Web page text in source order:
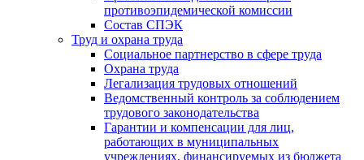
противоэпидемической комиссии
Состав СПЭК
Труд и охрана труда
Социальное партнерство в сфере труда
Охрана труда
Легализация трудовых отношений
Ведомственный контроль за соблюдением
трудового законодательства
Гарантии и компенсации для лиц,
работающих в муниципальных
учреждениях, финансируемых из бюджета